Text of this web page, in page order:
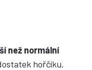
než normální
hořčíku.